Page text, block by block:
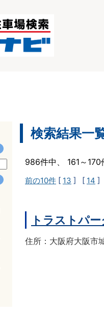
検索結果一
986件中、 161～
前の10件 [ 13 ] [ 14 ]
トラストパ
住所：大阪府大阪市